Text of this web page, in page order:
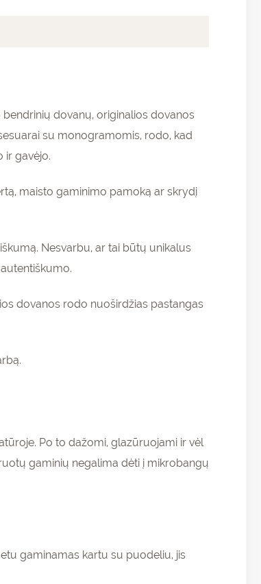
bendrinių dovanų, originalios dovanos
su monogramomis, rodo, kad
ir gavėjo.
maisto gaminimo pamoką ar skrydį
Nesvarbu, ar tai būtų unikalus
dovanos rodo nuoširdžias pastangas
Po to dažomi, glazūruojami ir vėl
gaminių negalima dėti į mikrobangų
gaminamas kartu su puodeliu, jis